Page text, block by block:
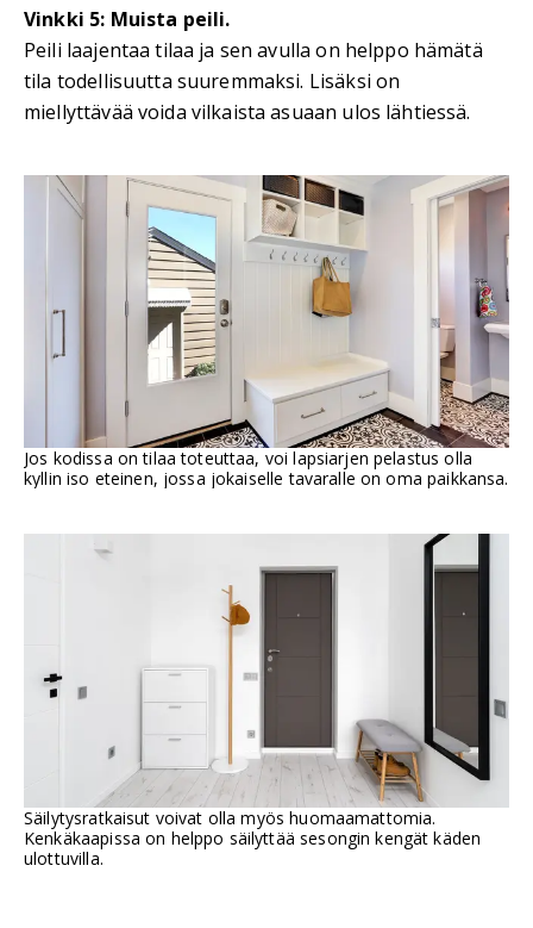
Vinkki 5: Muista peili.
Peili laajentaa tilaa ja sen avulla on helppo hämätä
tila todellisuutta suuremmaksi. Lisäksi on
miellyttävää voida vilkaista asuaan ulos lähtiessä.
Jos kodissa on tilaa toteuttaa, voi lapsiarjen pelastus olla
kyllin iso eteinen, jossa jokaiselle tavaralle on oma paikkansa.
Säilytysratkaisut voivat olla myös huomaamattomia.
Kenkäkaapissa on helppo säilyttää sesongin kengät käden
ulottuvilla.